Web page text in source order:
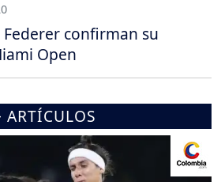
confirman su
Open
ARTÍCULOS